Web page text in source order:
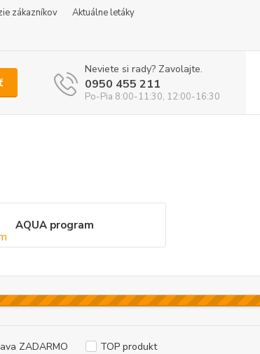
zákazníkov
Aktuálne letáky
Neviete si rady? Zavolajte.
0950 455 211
Po-Pia 8:00-11:30, 12:00-16:30
AQUA program
ZADARMO TOP produkt